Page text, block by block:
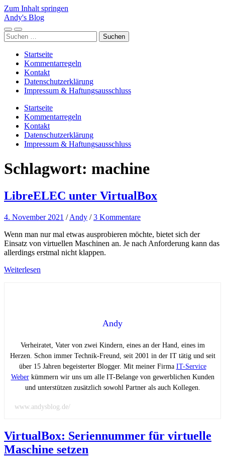
Zum Inhalt springen
Andy's Blog
Mobile-
Menü
Suchfeld
ein-/ausblenden
Suchen
nach:
Startseite
Kommentarregeln
Kontakt
Datenschutzerklärung
Impressum & Haftungsausschluss
Startseite
Kommentarregeln
Kontakt
Datenschutzerklärung
Impressum & Haftungsausschluss
Schlagwort: machine
LibreELEC unter VirtualBox
4. November 2021 /Andy /3 Kommentare
Wenn man nur mal etwas ausprobieren möchte, bietet sich der
Einsatz von virtuellen Maschinen an. Je nach Anforderung kann das
allerdings erstmal nicht klappen.
Weiterlesen
Andy
Verheiratet, Vater von zwei Kindern, eines an der Hand, eines im
Herzen. Schon immer Technik-Freund, seit 2001 in der IT tätig und seit
über 15 Jahren begeisterter Blogger. Mit meiner Firma IT-Service
Weberkümmern wir uns um alle IT-Belange von gewerblichen Kunden
und unterstützen zusätzlich sowohl Partner als auch Kollegen.
www.andysblog.de/
VirtualBox: Seriennummer für virtuelle
Maschine setzen